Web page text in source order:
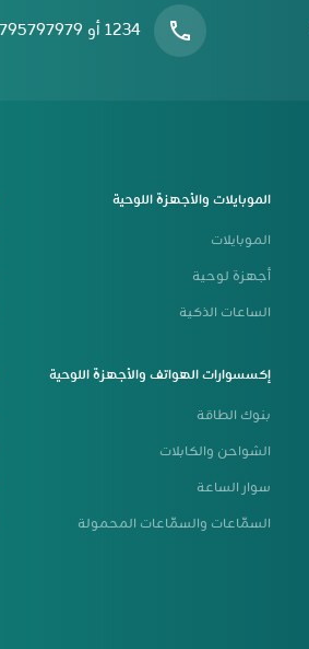
1234 أو 0795797979
الموبايلات والأجهزة اللوحية
الموبايلات
أجهزة لوحية
الساعات الذكية
إكسسوارات الهواتف والأجهزة اللوحية
بنوك الطاقة
الشواحن والكابلات
سوار الساعة
السمّاعات والسمّاعات المحمولة